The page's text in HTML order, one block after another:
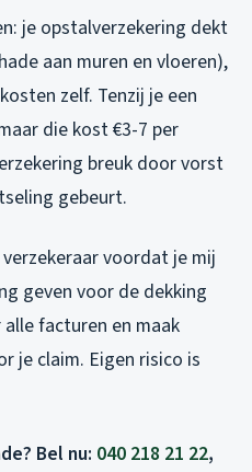
je opstalverzekering dekt
aan muren en vloeren),
zelf. Tenzij je een
die kost €3-7 per
breuk door vorst
gebeurt.
voordat je mij
geven voor de dekking
facturen en maak
je claim. Eigen risico is
Bel nu: 040 218 21 22,